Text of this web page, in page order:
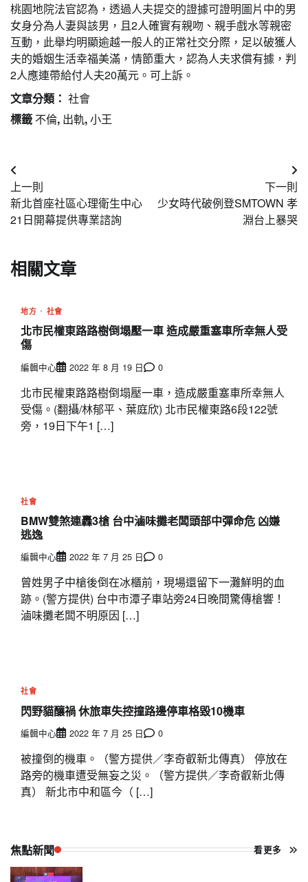
桃園地院法官認為，透過人夫提交的證據可證明圖片中的男
女身分為人妻與該男，且2人確實有親吻、親手戲水等親密
互動，此舉均明顯逾越一般人的正常社交分際，足以破獲人
夫的婚姻生活幸福美滿，情節重大，認為人夫求償有據，判
2人應連帶給付人夫20萬元。可上訴。
文章分類： 社會
標籤 不倫, 出軌,小王
文
章
導
上一則
新北首座社區心理衛生中心
21日開幕提供專業諮詢
下一則
少女時代破例登SMTOWN 孝
淵台上暴哭
相關文章
地方 社會
北市民權東路路樹倒塌壓一車 造成嚴重塞車所幸無人受
傷
編輯中心 2022 年 8 月 19 日 0
北市民權東路路樹倒塌壓一車，造成嚴重塞車所幸無人
受傷。(翻攝/林郁平、葉庭欣) 北市民權東路6段122號
旁，19日下午1 […]
社會
BMW雙煞連轟3槍 台中滷味攤老闆頭部中彈命危 凶嫌
逃逸
編輯中心 2022 年 7 月 25 日 0
曾姓男子中槍後倒在冰櫃前，現場還留下一灘鮮明的血
跡。(警方提供) 台中市潭子車站旁24日晚間驚傳槍響！
滷味攤老闆不明原因 […]
社會
閃野貓釀禍 休旅車失控撞路邊停車格毀10機車
編輯中心 2022 年 7 月 25 日 0
被撞倒的機車。（警方提供／李奇叡新北傳真） 停放在
路旁的機車遭受無妄之災。（警方提供／李奇叡新北傳
真） 新北市中和區今（ […]
焦點新聞 看更多